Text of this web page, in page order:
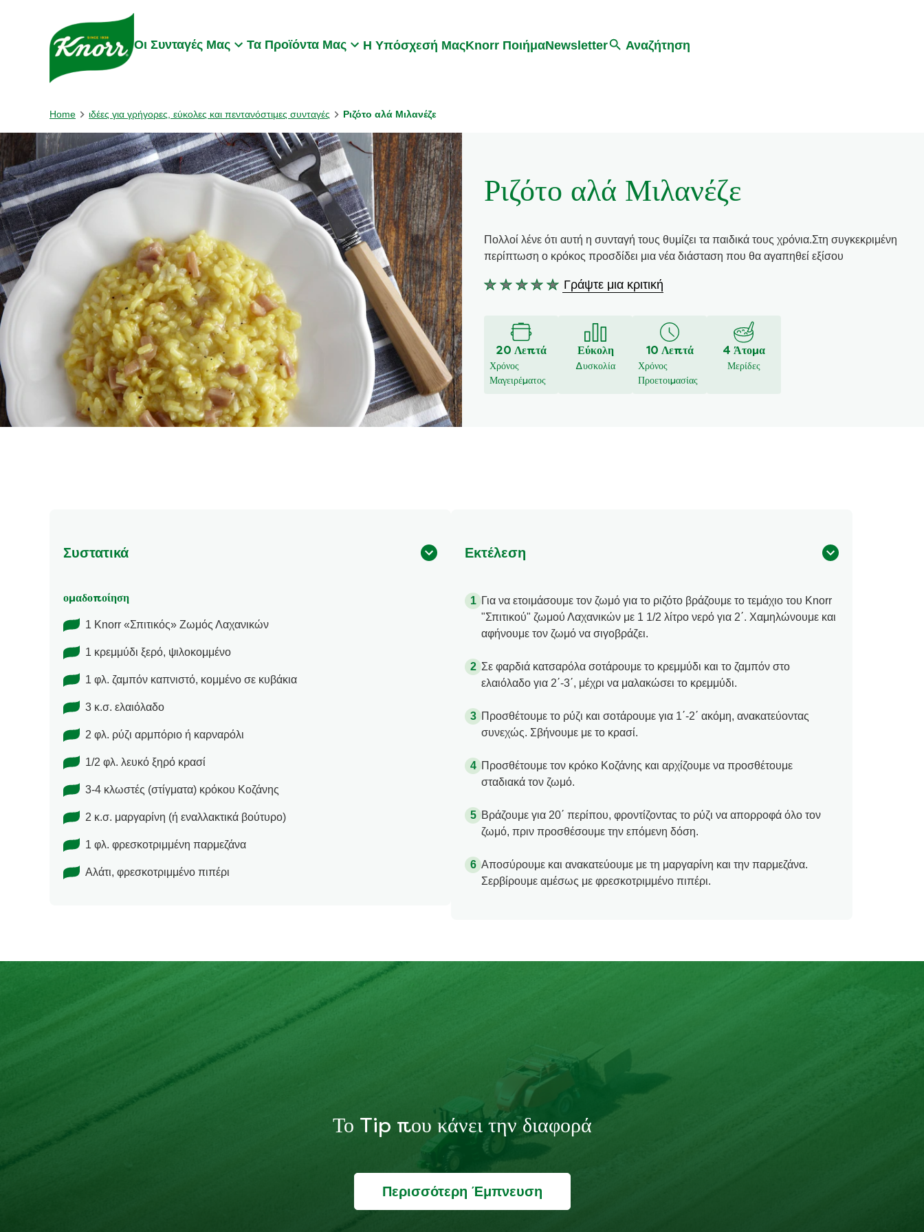
Skip to:
Οι Συνταγές Μας Τα Προϊόντα Μας Η Υπόσχεσή ΜαςKnorr ΠοιήμαNewsletter Αναζήτηση
Home ιδέες για γρήγορες, εύκολες και πεντανόστιμες συνταγές Ριζότο αλά Μιλανέζε
Ριζότο αλά Μιλανέζε
Πολλοί λένε ότι αυτή η συνταγή τους θυμίζει τα παιδικά τους χρόνια.Στη συγκεκριμένη
περίπτωση ο κρόκος προσδίδει μια νέα διάσταση που θα αγαπηθεί εξίσου
Δεν
αξιολογήσεις
για
αυτό
το
Γράψτε μια κριτική
20 Λεπτά
Χρόνος
Μαγειρέματος
Εύκολη
Δυσκολία
10 Λεπτά
Χρόνος
Προετοιμασίας
4 Άτομα
Μερίδες
Συστατικά
ομαδοποίηση
1 Knorr «Σπιτικός» Ζωμός Λαχανικών
1 κρεμμύδι ξερό, ψιλοκομμένο
1 φλ. ζαμπόν καπνιστό, κομμένο σε κυβάκια
3 κ.σ. ελαιόλαδο
2 φλ. ρύζι αρμπόριο ή καρναρόλι
1/2 φλ. λευκό ξηρό κρασί
3-4 κλωστές (στίγματα) κρόκου Κοζάνης
2 κ.σ. μαργαρίνη (ή εναλλακτικά βούτυρο)
1 φλ. φρεσκοτριμμένη παρμεζάνα
Αλάτι, φρεσκοτριμμένο πιπέρι
Εκτέλεση
Για να ετοιμάσουμε τον ζωμό για το ριζότο βράζουμε το τεμάχιο του Knorr
"Σπιτικού" ζωμού Λαχανικών με 1 1/2 λίτρο νερό για 2΄. Χαμηλώνουμε και
αφήνουμε τον ζωμό να σιγοβράζει.
Σε φαρδιά κατσαρόλα σοτάρουμε το κρεμμύδι και το ζαμπόν στο
ελαιόλαδο για 2΄-3΄, μέχρι να μαλακώσει το κρεμμύδι.
Προσθέτουμε το ρύζι και σοτάρουμε για 1΄-2΄ ακόμη, ανακατεύοντας
συνεχώς. Σβήνουμε με το κρασί.
Προσθέτουμε τον κρόκο Κοζάνης και αρχίζουμε να προσθέτουμε
σταδιακά τον ζωμό.
Βράζουμε για 20΄ περίπου, φροντίζοντας το ρύζι να απορροφά όλο τον
ζωμό, πριν προσθέσουμε την επόμενη δόση.
Αποσύρουμε και ανακατεύουμε με τη μαργαρίνη και την παρμεζάνα.
Σερβίρουμε αμέσως με φρεσκοτριμμένο πιπέρι.
Το Tip που κάνει την διαφορά
Περισσότερη Έμπνευση